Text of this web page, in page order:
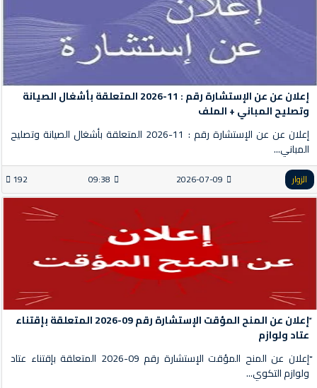
إعلان عن عن الإستشارة رقم : 11-2026 المتعلقة بأشغال الصيانة
وتصليح المباني + الملف
إعلان عن عن الإستشارة رقم : 11-2026 المتعلقة بأشغال الصيانة وتصليح
المباني...
الزوار 2026-07-09
09:38
192
ّإعلان عن المنح المؤقت الإستشارة رقم 09-2026 المتعلقة بإقتناء
عتاد ولوازم
ّإعلان عن المنح المؤقت الإستشارة رقم 09-2026 المتعلقة بإقتناء عتاد
ولوازم التكوي...